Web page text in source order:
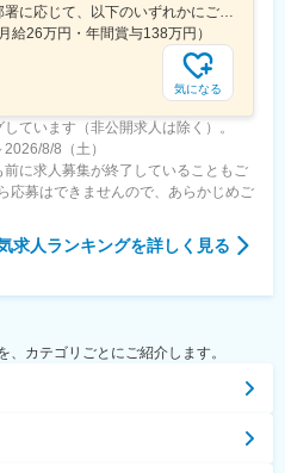
【東京or大阪or福岡】配属部署に応じて、以下のいずれかにご勤務いただきます。初期配属地は、ご希望の地域に配属いたします。■本社東京都港区東新橋1-5-2 汐留シティセンター19F☆JR・地下鉄各線 新橋駅より徒歩1分☆都営地下鉄大江戸線 汐留駅より徒歩1分■豊洲事業所東京都江東区東雲1-7-12 KDX豊洲グランスクエア7F☆東京メトロ有楽町線・ゆりかもめ 豊洲駅 徒歩12分☆りんかい線 東雲駅 徒歩12分※豊洲駅より「KDXグランスクエア行き無料シャトルバス」が運行しています。■関西支社大阪府大阪市北区堂島浜2-2-28 堂島アクシスビル12F☆地下鉄四ツ橋線・西梅田駅より徒歩10分・肥後橋駅 徒歩7分☆JR大阪駅 徒歩15分■九州支社福岡県福岡市博多区博多駅東2-10-35 博多プライムイースト3F☆JR博多駅より徒歩7分※受動喫煙対策有（屋内全面禁煙）
給26万円・年間賞与138万円）
気になる
ています（非公開求人は除く）。
8/8（土）
に求人募集が終了していることもご
応募はできませんので、あらかじめご
求人ランキングを詳しく見る
カテゴリごとにご紹介します。